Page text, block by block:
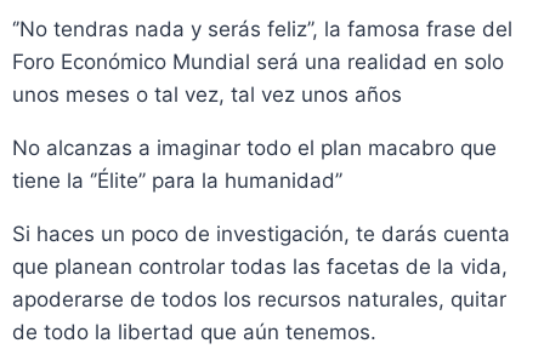
‘’No tendras nada y serás feliz’’, la famosa frase del
Foro Económico Mundial será una realidad en solo
unos meses o tal vez, tal vez unos años
No alcanzas a imaginar todo el plan macabro que
tiene la ‘’Élite’’ para la humanidad’’
Si haces un poco de investigación, te darás cuenta
que planean controlar todas las facetas de la vida,
apoderarse de todos los recursos naturales, quitar
de todo la libertad que aún tenemos.